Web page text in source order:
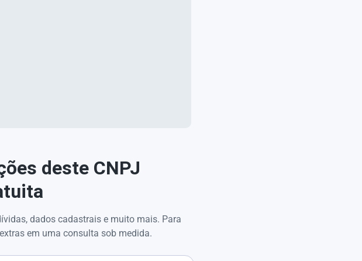
deste CNPJ
dados cadastrais e muito mais. Para
em uma consulta sob medida.